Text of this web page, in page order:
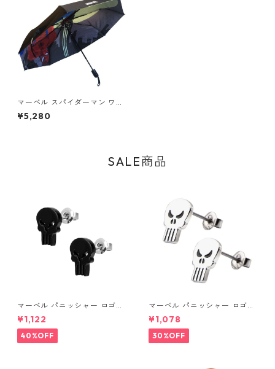
マーベル スパイダーマン ワン
タッチ自動展開 折りたたみ傘
MARVEL
¥5,280
SALE商品
マーベル パニッシャー ロゴス
タッドピアス ブラック MARV
EL
¥1,122
40%OFF
マーベル パニッシャー ロゴス
タッドピアス シルバー MARV
EL
¥1,078
30%OFF